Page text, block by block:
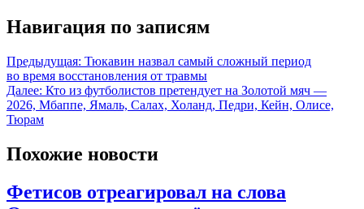
Навигация по записям
Предыдущая: Тюкавин назвал самый сложный период
во время восстановления от травмы
Далее: Кто из футболистов претендует на Золотой мяч —
2026, Мбаппе, Ямаль, Салах, Холанд, Педри, Кейн, Олисе,
Тюрам
Похожие новости
Фетисов отреагировал на слова